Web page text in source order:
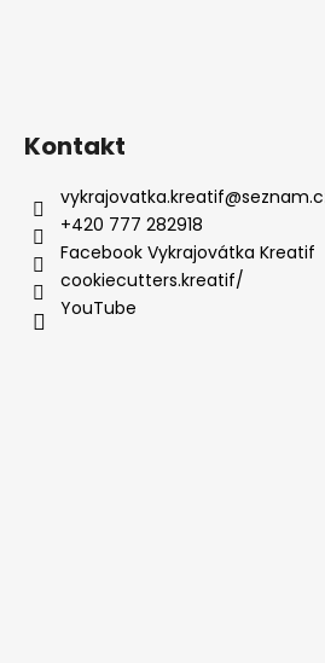
Kontakt
vykrajovatka.kreatif@
+420 777 282918
Facebook Vykrajovátka Kreatif
cookiecutters.kreatif/
YouTube